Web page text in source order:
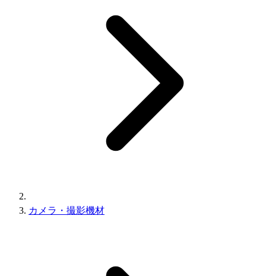
カメラ・撮影機材